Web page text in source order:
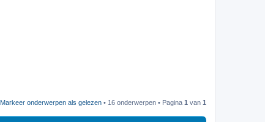
Markeer onderwerpen als gelezen • 16 onderwerpen • Pagina 1 van 1